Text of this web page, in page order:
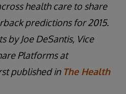
health care to share
predictions for 2015.
by Joe DeSantis, Vice
Platforms at
published in The Health